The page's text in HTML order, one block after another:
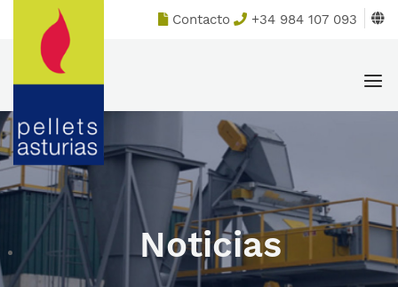
content
Contacto +34 984 107 093
Noticias